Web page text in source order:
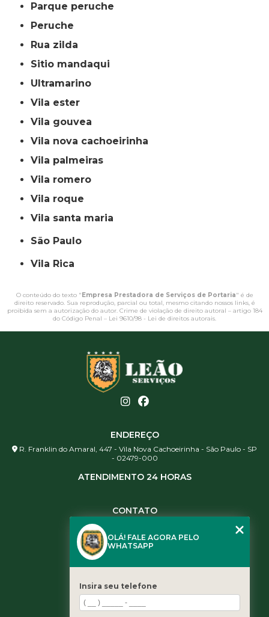
parque peruche
peruche
rua zilda
sitio mandaqui
ultramarino
vila ester
vila gouvea
vila nova cachoeirinha
vila palmeiras
vila romero
vila roque
vila santa maria
São Paulo
Vila Rica
O conteúdo do texto " Empresa Prestadora de Serviços de Portaria" é de
direito reservado. Sua reprodução, parcial ou total, mesmo citando nossos links, é
proibida sem a autorização do autor. Crime de violação de direito autoral – artigo 184
do Código Penal – Lei 9610/98 - Lei de direitos autorais.
ENDEREÇO
R. Franklin do Amaral, 447 - Vila Nova Cachoeirinha - São Paulo - SP
- 02479-000
ATENDIMENTO 24 HORAS
CONTATO
(11) 3461-5871
contato@leaoservicos.com.br
Home
OLÁ! FALE AGORA PELO
WHATSAPP
Insira seu telefone